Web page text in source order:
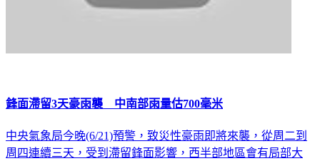
鋒面滯留3天豪雨襲 中南部雨量估700毫米
中央氣象局今晚(6/21)預警，致災性豪雨即將來襲，從周二到
周四連續三天，受到滯留鋒面影響，西半部地區會有局部大